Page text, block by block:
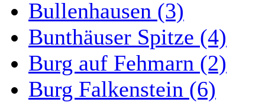
Bullenhausen (3)
Bunthäuser Spitze (4)
Burg auf Fehmarn (2)
Burg Falkenstein (6)